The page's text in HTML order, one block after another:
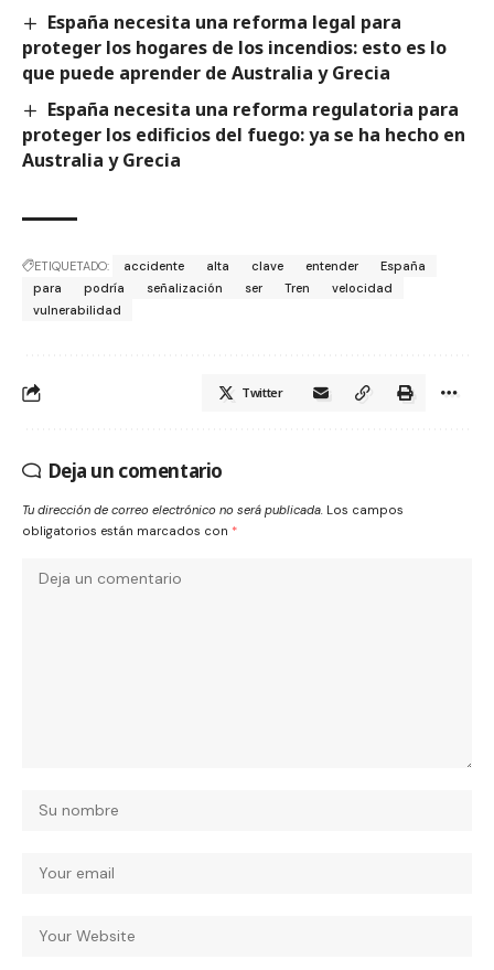
España necesita una reforma legal para
proteger los hogares de los incendios: esto es lo
que puede aprender de Australia y Grecia
España necesita una reforma regulatoria para
proteger los edificios del fuego: ya se ha hecho en
Australia y Grecia
ETIQUETADO: accidente alta clave entender
España
para
podría señalización ser Tren
velocidad
vulnerabilidad
Twitter
Deja un comentario
Tu dirección de correo electrónico no será publicada. Los campos
obligatorios están marcados con *